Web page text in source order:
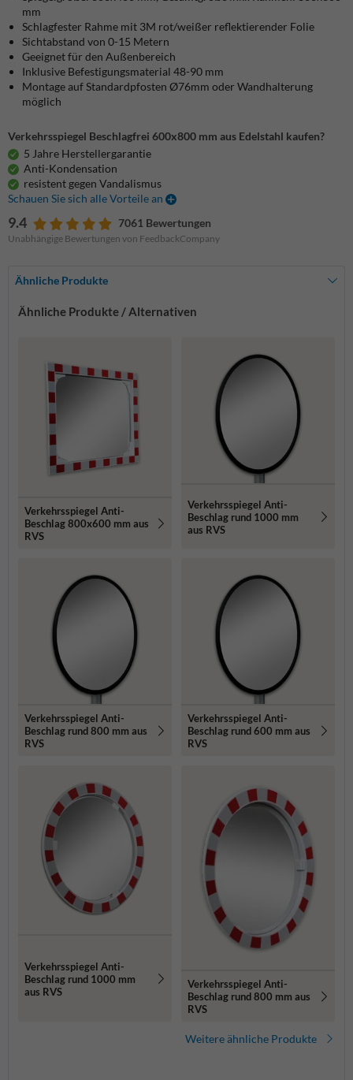
mm
Schlagfester Rahme mit 3M rot/weißer reflektierender Folie
Sichtabstand von 0-15 Metern
Geeignet für den Außenbereich
Inklusive Befestigungsmaterial 48-90 mm
Montage auf Standardpfosten Ø76mm oder Wandhalterung
möglich
Verkehrsspiegel Beschlagfrei 600x800 mm aus Edelstahl kaufen?
5 Jahre Herstellergarantie
Anti-Kondensation
resistent gegen Vandalismus
Schauen Sie sich alle Vorteile an
9.4 7061 Bewertungen
Unabhängige Bewertungen von FeedbackCompany
Ähnliche Produkte
Ähnliche Produkte / Alternativen
Verkehrsspiegel Anti-
Beschlag 800x600 mm aus
RVS
Verkehrsspiegel Anti-
Beschlag rund 1000 mm
aus RVS
Verkehrsspiegel Anti-
Beschlag rund 800 mm aus
RVS
Verkehrsspiegel Anti-
Beschlag rund 600 mm aus
RVS
Verkehrsspiegel Anti-
Beschlag rund 1000 mm
aus RVS
Verkehrsspiegel Anti-
Beschlag rund 800 mm aus
RVS
Weitere ähnliche Produkte